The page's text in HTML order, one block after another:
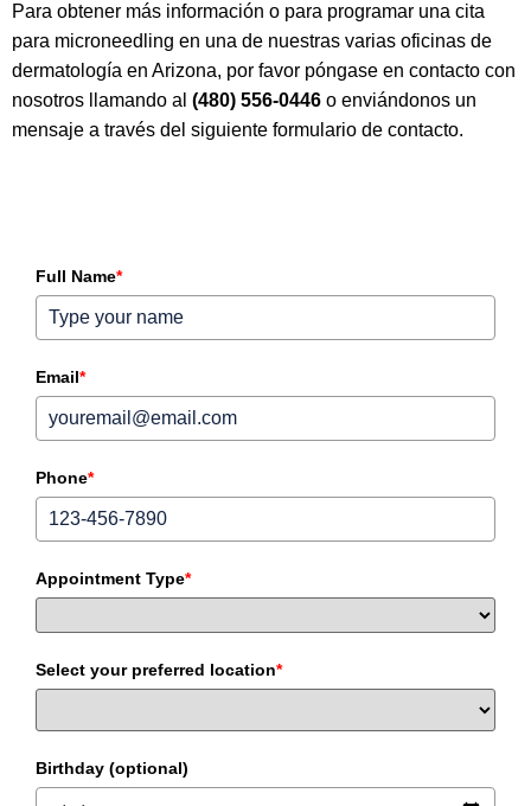
Para obtener más información o para programar una cita
para microneedling en una de nuestras varias oficinas de
dermatología en Arizona, por favor póngase en contacto con
nosotros llamando al (480) 556-0446 o enviándonos un
mensaje a través del siguiente formulario de contacto.
Full Name*
Email*
Phone*
Appointment Type*
Select your preferred location*
Birthday (optional)